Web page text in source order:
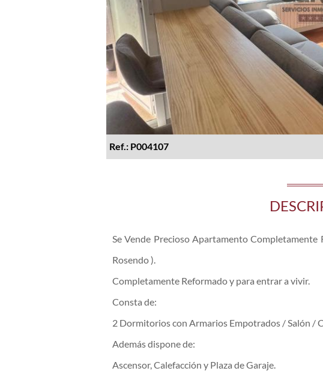
Ref.: P004107
Se Vende Precioso Apartamento
Rosendo ).
Completamente Reformado y para entrar a vivir.
Consta de:
2 Dormitorios con Armarios Empotrados / Salón /
Además dispone de:
Ascensor, Calefacción y Plaza de Garaje.